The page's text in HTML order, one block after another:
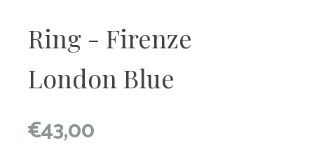
Ring - Firenze
London Blue
€43,00